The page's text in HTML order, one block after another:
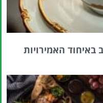
האמירויות